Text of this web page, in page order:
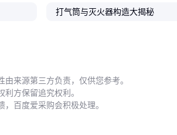
五、操作改装气筒时最易忽视的三
漆是否出现裂纹或鼓包。
周期性维护需要重点关注：
打气筒与灭火器构造大揭秘
来源第三方负责，仅供您参考。
方保留追究权利。
百度爱采购会积极处理。